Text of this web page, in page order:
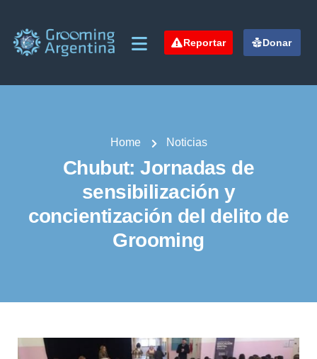
Reportar Donar
Home Noticias
Chubut: Jornadas de
sensibilización y
concientización del delito de
Grooming